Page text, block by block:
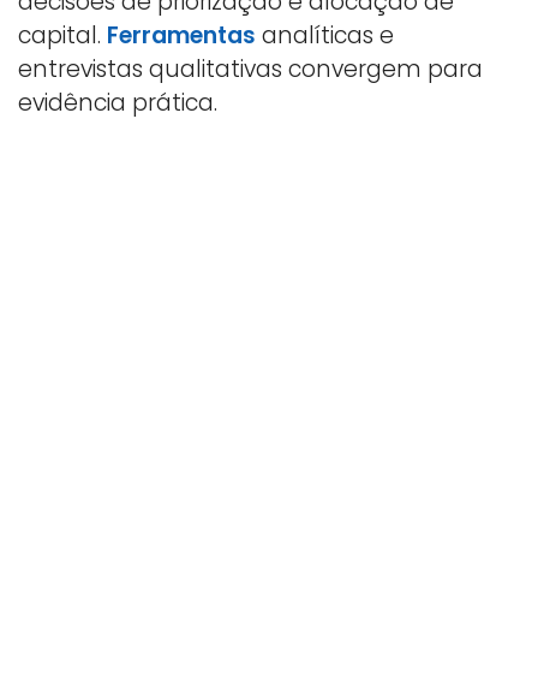
capital. Ferramentas analíticas e
entrevistas qualitativas convergem para
evidência prática.